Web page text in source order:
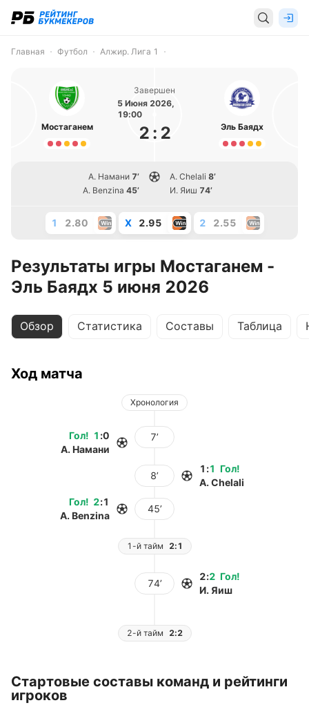
Главная Футбол Алжир. Лига 1
Мостаганем
Завершен
5 Июня 2026,
19:00
2 : 2 Эль Баядх
А. Намани 7’
A. Benzina 45’
A. Chelali 8’
И. Яиш 74’
1 2.80 X 2.95 2 2.55
Результаты игры Мостаганем -
Эль Баядх 5 июня 2026
Обзор Статистика Составы Таблица
Ход матча
Хронология
Гол! 1 :0
А. Намани
7’
8’
Гол!
1 :1
A. Chelali
Гол! 2:1
A. Benzina
45’
1-й тайм 2:1
74’
Гол!
2:2
И. Яиш
2-й тайм 2:2
Стартовые составы команд и рейтинги
игроков